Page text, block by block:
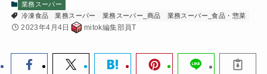
業務スーパー
冷凍食品
業務スーパー 業務スーパー_商品 業務スーパー_食品・惣菜
2023年4月4日 mitok編集部員T